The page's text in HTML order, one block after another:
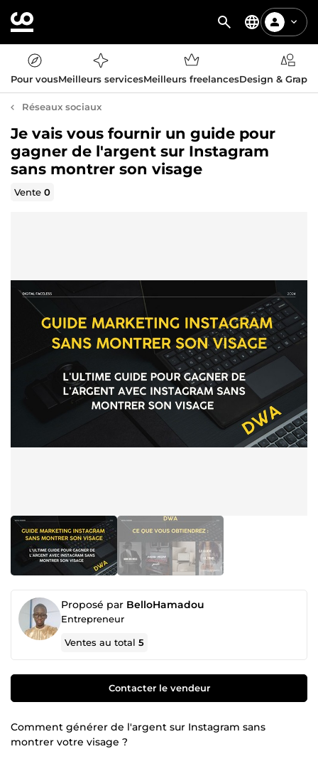
Pour vousMeilleurs servicesMeilleurs freelancesDesign &
Réseaux sociaux
Je vais vous fournir un guide pour
gagner de l'argent sur Instagram
sans montrer son visage
Vente0
Proposé par BelloHamadou
Entrepreneur
Ventes au total5
Contacter le vendeur
Comment générer de l'argent sur Instagram sans
montrer votre visage ?